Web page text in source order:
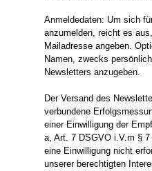
Anmeldedaten: Um sich
anzumelden, reicht es
Mailadresse angeben.
Namen, zwecks
Newsletters anzugeben.
Der Versand des
verbundene
einer Einwilligung der
a, Art. 7 DSGVO i.V.m §
eine Einwilligung nicht
unserer berechtigten